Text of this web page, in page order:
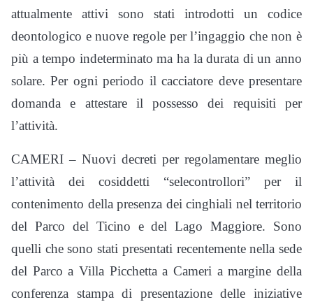
attualmente attivi sono stati introdotti un codice
deontologico e nuove regole per l’ingaggio che non è
più a tempo indeterminato ma ha la durata di un anno
solare. Per ogni periodo il cacciatore deve presentare
domanda e attestare il possesso dei requisiti per
l’attività.
CAMERI – Nuovi decreti per regolamentare meglio
l’attività dei cosiddetti “selecontrollori” per il
contenimento della presenza dei cinghiali nel territorio
del Parco del Ticino e del Lago Maggiore. Sono
quelli che sono stati presentati recentemente nella sede
del Parco a Villa Picchetta a Cameri a margine della
conferenza stampa di presentazione delle iniziative